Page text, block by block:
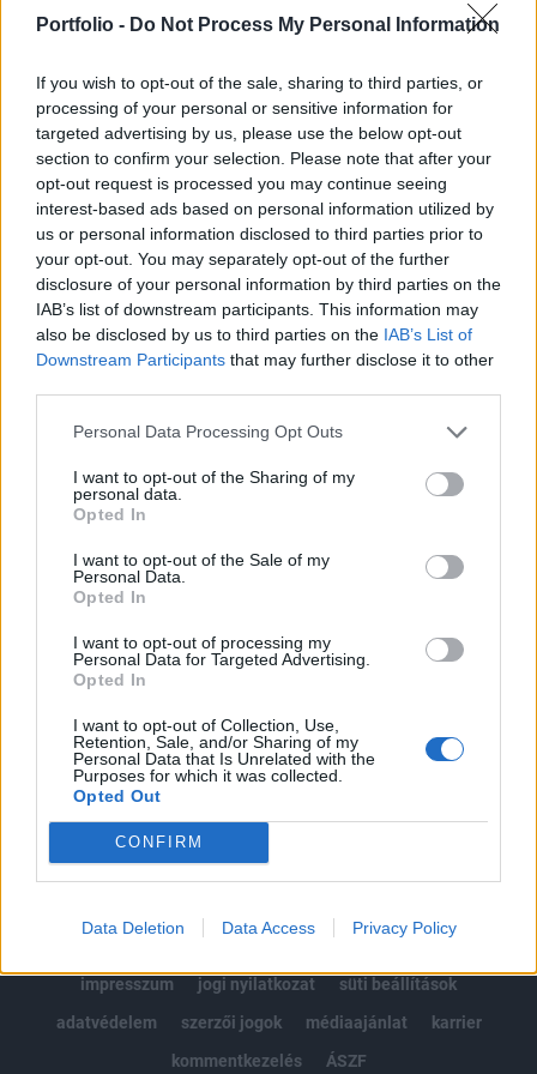
Portfolio - Do Not Process My Personal Information
If you wish to opt-out of the sale, sharing to third parties, or
processing of your personal or sensitive information for
targeted advertising by us, please use the below opt-out
section to confirm your selection. Please note that after your
opt-out request is processed you may continue seeing
interest-based ads based on personal information utilized by
us or personal information disclosed to third parties prior to
your opt-out. You may separately opt-out of the further
disclosure of your personal information by third parties on the
IAB’s list of downstream participants. This information may
also be disclosed by us to third parties on the IAB’s List of
Downstream Participants that may further disclose it to other
Personal Data Processing Opt Outs
I want to opt-out of the Sharing of my
personal data.
Opted In
I want to opt-out of the Sale of my
Personal Data.
Opted In
I want to opt-out of processing my
Personal Data for Targeted Advertising.
Opted In
I want to opt-out of Collection, Use,
Retention, Sale, and/or Sharing of my
Personal Data that Is Unrelated with the
Purposes for which it was collected.
Opted Out
CONFIRM
Data Deletion Data Access Privacy Policy
segélykérésére – közölte az Egyesült Államok
védelmi minisztériuma.
Pár napja kalózok támadtak egy Északkelet-Afrika mellett
hajózó teherhajóra, az akciót az Egyesült Államok
haditengerészete állította meg. Bár elvileg szomáliai
kalózok támadták meg a Central Parkot, az incidens után
röviddel ballisztikus rakétákat lőtt ki a mentőakcióban részt
vevő hajókra a jemeni húszi lázadócsoport. Kapcsolódó
cikkünk 2023. 11. 27. Ballisztikus...
KEDVES OLVASÓNK!
tartozik, melynek olvasása előfizetéses
regisztrációhoz kötött.
Az előfizetés a következőket tartalmazza:
Portfolio.hu teljes cikkarchívum
Kötéslisták: BÉT elmúlt 2 év napon belüli
kötéslistái
Előfizetés
MÁR ELŐFIZETŐNK VAGY?BEJELENTKEZÉS
impresszum
jogi nyilatkozat
süti beállítások
adatvédelem
szerzői jogok médiaajánlat
karrier
kommentkezelés
ÁSZF